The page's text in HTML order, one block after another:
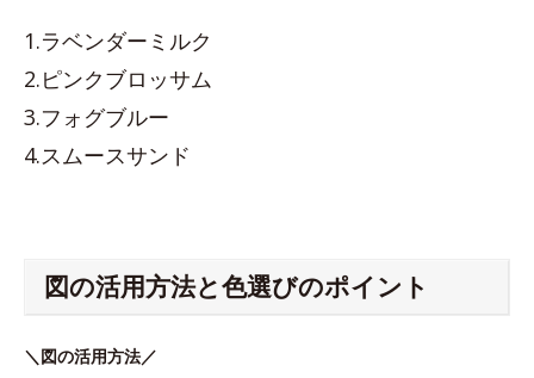
1.ラベンダーミルク
2.ピンクブロッサム
3.フォグブルー
4.スムースサンド
図の活用方法と色選びのポイント
＼図の活用方法／